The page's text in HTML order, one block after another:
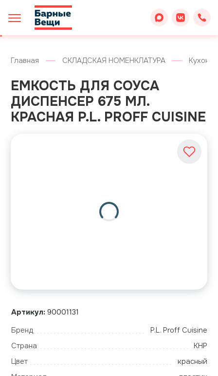
Главная СКЛАДСКАЯ НОМЕНКЛАТУРА
ЕМКОСТЬ ДЛЯ СОУСА
ДИСПЕНСЕР 675 МЛ.
КРАСНАЯ P.L. PROFF CUISINE
Артикул: 90001131
Бренд
P.L. Proff Cuisine
Страна
КНР
Цвет
красный